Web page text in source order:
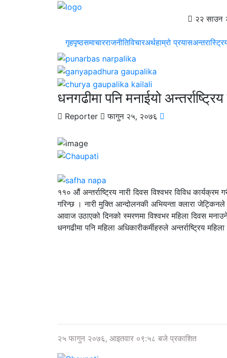
२२ साउन
गृहपृष्ठसमाचारराजनीतिविचारअर्थहाम्रो प्रयास
धनगढीमा पनि मनाईयो
Reporter फागुन २५, २०७६
११० औं अन्तर्राष्ट्रिय नारी दिवस विश्वभर विविध
गरिन्छ । नारी मुक्ति आन्दोलनकी अभियन्ता क्लारा
आवाज उठाएको दिनको स्मरणमा विश्वभर महिला दिवस
धनगढीमा पनि महिला अधिकारीकर्मीहरुले अन्तर्राष्ट्रिय
२५ फागुन २०७६, आइतवार ०९:५८ बजे प्रकाशित